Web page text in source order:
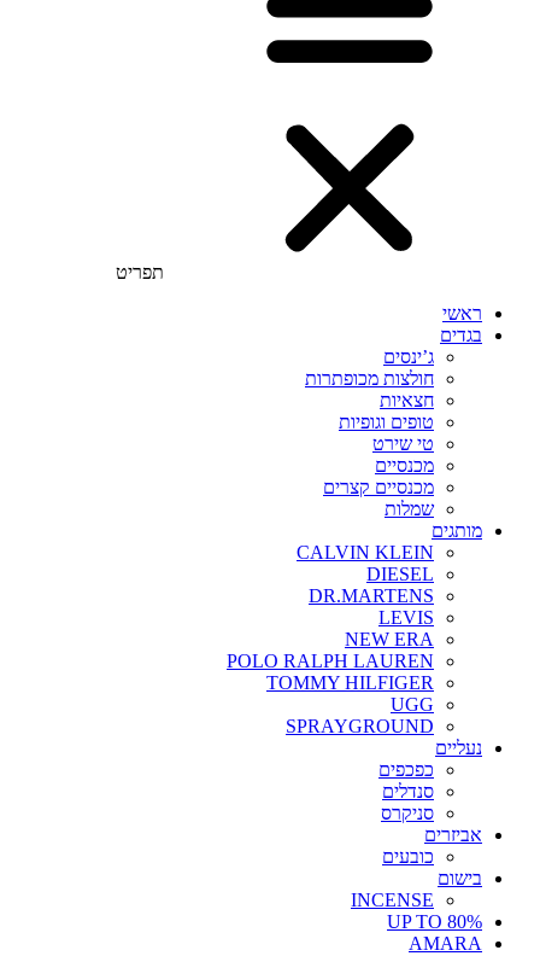
תפריט
ראשי
בגדים
ג’ינסים
חולצות מכופתרות
חצאיות
טופים וגופיות
טי שירט
מכנסיים
מכנסיים קצרים
שמלות
מותגים
CALVIN KLEIN
DIESEL
DR.MARTENS
LEVIS
NEW ERA
POLO RALPH LAUREN
TOMMY HILFIGER
UGG
SPRAYGROUND
נעליים
כפכפים
סנדלים
סניקרס
אביזרים
כובעים
בישום
INCENSE
UP TO 80%
AMARA